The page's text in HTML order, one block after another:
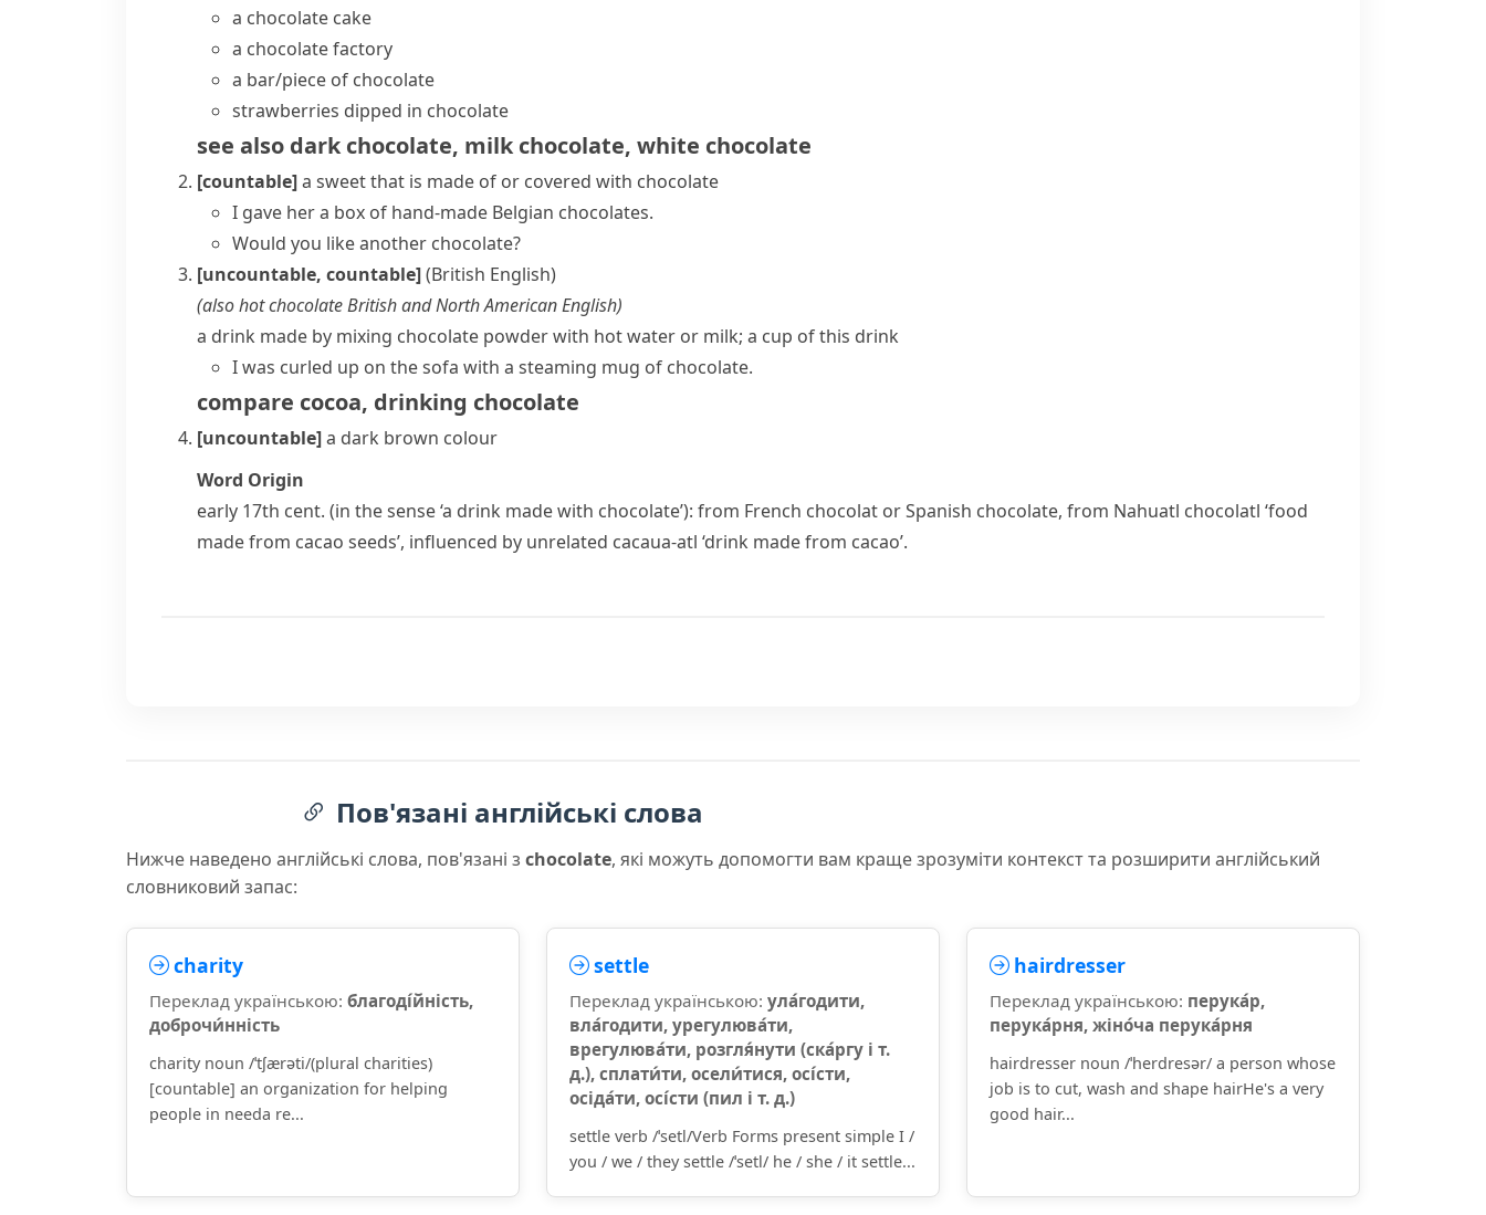
a chocolate cake
a chocolate factory
a bar/piece of chocolate
strawberries dipped in chocolate
see also dark chocolate, milk chocolate, white chocolate
[countable]a sweet that is made of or covered with chocolate
I gave her a box of hand-made Belgian chocolates.
Would you like another chocolate?
[uncountable, countable](British English)
(alsohot chocolateBritish and North American English)
a drink made by mixing chocolate powder with hot water or milk; a cup of this drink
I was curled up on the sofa with a steaming mug of chocolate.
compare cocoa, drinking chocolate
[uncountable]a dark brown colour
Word Origin
early 17th cent. (in the sense ‘a drink made with chocolate’): from French chocolat or Spanish chocolate, from Nahuatl chocolatl ‘food
made from cacao seeds’, influenced by unrelated cacaua-atl ‘drink made from cacao’.
Пов'язані англійські слова
Нижче наведено англійські слова, пов'язані з chocolate, які можуть допомогти вам краще зрозуміти контекст та розширити англійський
словниковий запас:
charity
Переклад українською: благоді́йність,
доброчи́нність
charity noun /ˈtʃærəti/(plural charities)
[countable] an organization for helping
people in needa re...
settle
Переклад українською: ула́годити,
вла́годити, урегулюва́ти,
врегулюва́ти, розгля́нути (ска́ргу і т.
д.), сплати́ти, осели́тися, осі́сти,
осіда́ти, осі́сти (пил і т. д.)
settle verb /ˈsetl/Verb Forms present simple I /
you / we / they settle /ˈsetl/ he / she / it settle...
hairdresser
Переклад українською: перука́р,
перука́рня, жіно́ча перука́рня
hairdresser noun /ˈherdresər/ a person whose
job is to cut, wash and shape hairHe's a very
good hair...